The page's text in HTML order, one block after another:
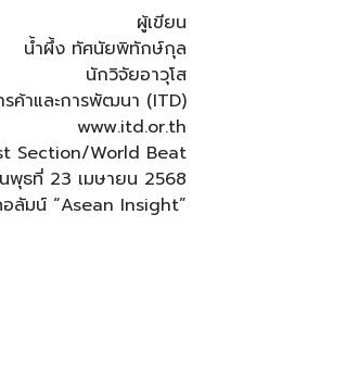
ผู้เขียน
น้ำผึ้ง ทัศนัยพิทักษ์กุล
นักวิจัยอาวุโส
รค้าและการพัฒนา (ITD)
www.itd.or.th
Section/World Beat
พุธที่ 23 เมษายน 2568
ลัมน์ “Asean Insight”